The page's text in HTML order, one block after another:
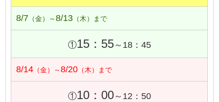
8/7 （金）～8/13 （木）まで
①15：55～18：45
8/14 （金）～8/20 （木）まで
①10：00～12：50